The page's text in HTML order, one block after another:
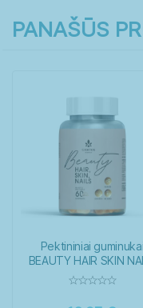
PANAŠŪS
Pektininiai guminukai
BEAUTY HAIR SKIN
N60